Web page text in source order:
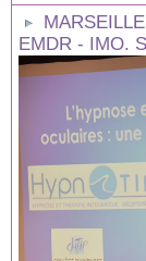
EMDR - IMO.